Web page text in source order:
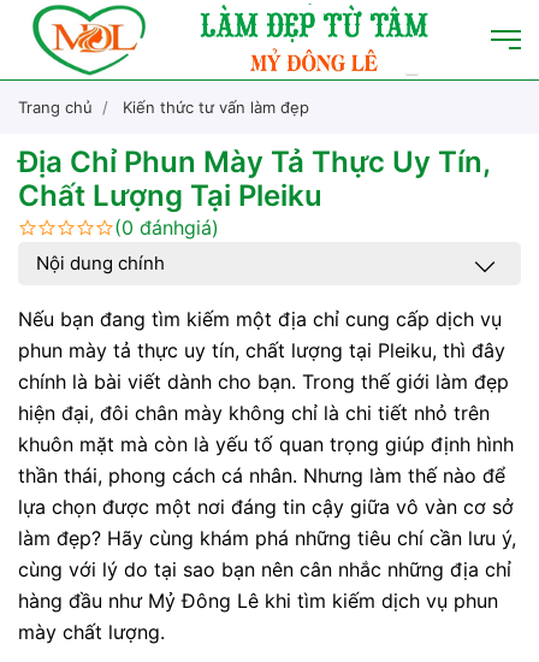
Trang chủ Kiến thức tư vấn làm đẹp
Địa Chỉ Phun Mày Tả Thực Uy Tín,
Chất Lượng Tại Pleiku
(0 đánhgiá)
Nội dung chính
Nếu bạn đang tìm kiếm một địa chỉ cung cấp dịch vụ
phun mày tả thực uy tín, chất lượng tại Pleiku, thì đây
chính là bài viết dành cho bạn. Trong thế giới làm đẹp
hiện đại, đôi chân mày không chỉ là chi tiết nhỏ trên
khuôn mặt mà còn là yếu tố quan trọng giúp định hình
thần thái, phong cách cá nhân. Nhưng làm thế nào để
lựa chọn được một nơi đáng tin cậy giữa vô vàn cơ sở
làm đẹp? Hãy cùng khám phá những tiêu chí cần lưu ý,
cùng với lý do tại sao bạn nên cân nhắc những địa chỉ
hàng đầu như Mỷ Đông Lê khi tìm kiếm dịch vụ phun
mày chất lượng.